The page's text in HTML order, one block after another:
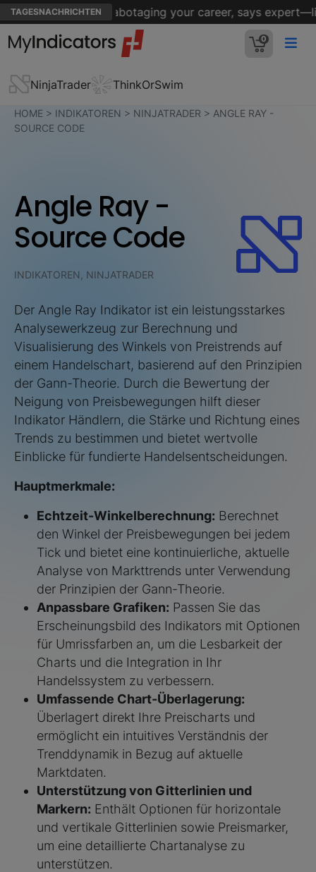
TAGESNACHRICHTEN
you that are sabotaging your career, says expert—like
0
NinjaTrader ThinkOrSwim
HOME > INDIKATOREN > NINJATRADER > ANGLE RAY -
SOURCE CODE
Angle Ray -
Source Code
INDIKATOREN, NINJATRADER
Der Angle Ray Indikator ist ein leistungsstarkes
Analysewerkzeug zur Berechnung und
Visualisierung des Winkels von Preistrends auf
einem Handelschart, basierend auf den Prinzipien
der Gann-Theorie. Durch die Bewertung der
Neigung von Preisbewegungen hilft dieser
Indikator Händlern, die Stärke und Richtung eines
Trends zu bestimmen und bietet wertvolle
Einblicke für fundierte Handelsentscheidungen.
Hauptmerkmale:
Echtzeit-Winkelberechnung: Berechnet
den Winkel der Preisbewegungen bei jedem
Tick und bietet eine kontinuierliche, aktuelle
Analyse von Markttrends unter Verwendung
der Prinzipien der Gann-Theorie.
Anpassbare Grafiken: Passen Sie das
Erscheinungsbild des Indikators mit Optionen
für Umrissfarben an, um die Lesbarkeit der
Charts und die Integration in Ihr
Handelssystem zu verbessern.
Umfassende Chart-Überlagerung:
Überlagert direkt Ihre Preischarts und
ermöglicht ein intuitives Verständnis der
Trenddynamik in Bezug auf aktuelle
Marktdaten.
Unterstützung von Gitterlinien und
Markern: Enthält Optionen für horizontale
und vertikale Gitterlinien sowie Preismarker,
um eine detaillierte Chartanalyse zu
unterstützen.